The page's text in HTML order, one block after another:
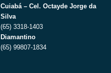
Cuiabá – Cel. Octayde Jorge da
Silva
(65) 3318-1403
Diamantino
(65) 99807-1834